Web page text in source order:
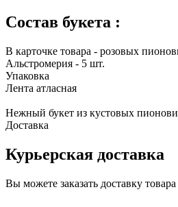
Состав букета :
В карточке товара - розовых
Альстромерия - 5 шт.
Упаковка
Лента атласная
Нежный букет из кустовых
Доставка
Курьерская доставка
Вы можете заказать доставку